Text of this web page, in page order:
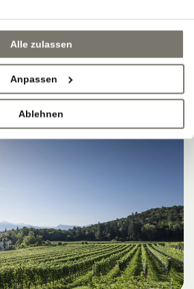
Alle zulassen
Anpassen
Ablehnen